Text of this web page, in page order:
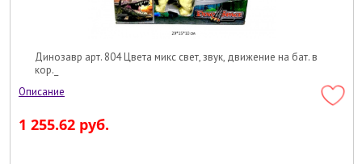
Динозавр арт. 804 Цвета микс свет, звук, движение на бат. в
кор._
1 255.62 руб.